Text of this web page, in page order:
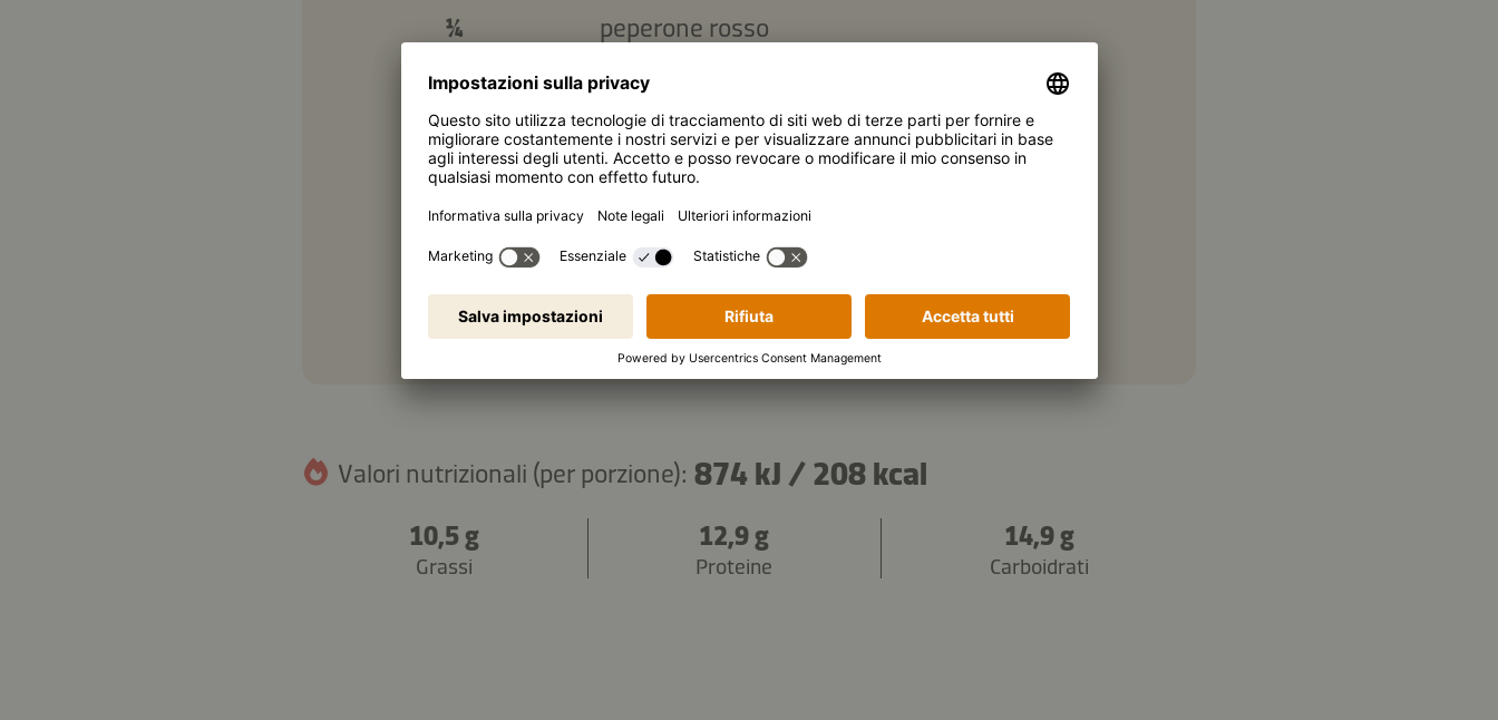
¼
peperone rosso
Peperoncino (essiccato o fresco)
Della farina per l’impanatura
Grasso o olio per friggere
Valori nutrizionali (per porzione): 874 kJ / 208 kcal
10,5 g
Grassi
12,9 g
Proteine
14,9 g
Carboidrati